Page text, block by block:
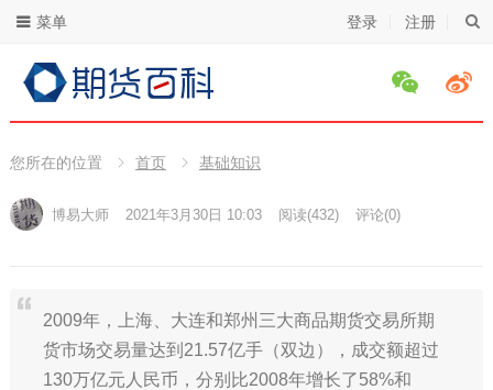
登录 注册
菜单
您所在的位置 首页 基础知识
博易大师 2021年3月30日 10:03 阅读(432) 评论(0)
2009年，上海、大连和郑州三大商品期货交易所期
货市场交易量达到21.57亿手（双边），成交额超过
130万亿元人民币，分别比2008年增长了58%和